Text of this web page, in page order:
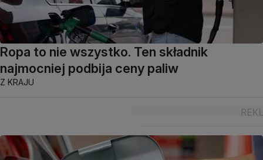
Ropa to nie wszystko. Ten składnik
najmocniej podbija ceny paliw
Z KRAJU